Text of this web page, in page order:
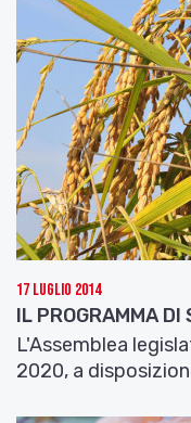
17 Luglio 2014
IL PROGRAMMA DI
L'Assemblea
2020, a